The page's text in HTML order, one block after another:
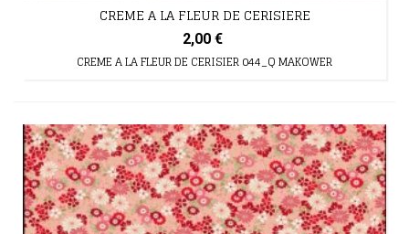
CREME A LA FLEUR DE CERISIERE
2,00 €
CREME A LA FLEUR DE CERISIER 044_Q MAKOWER